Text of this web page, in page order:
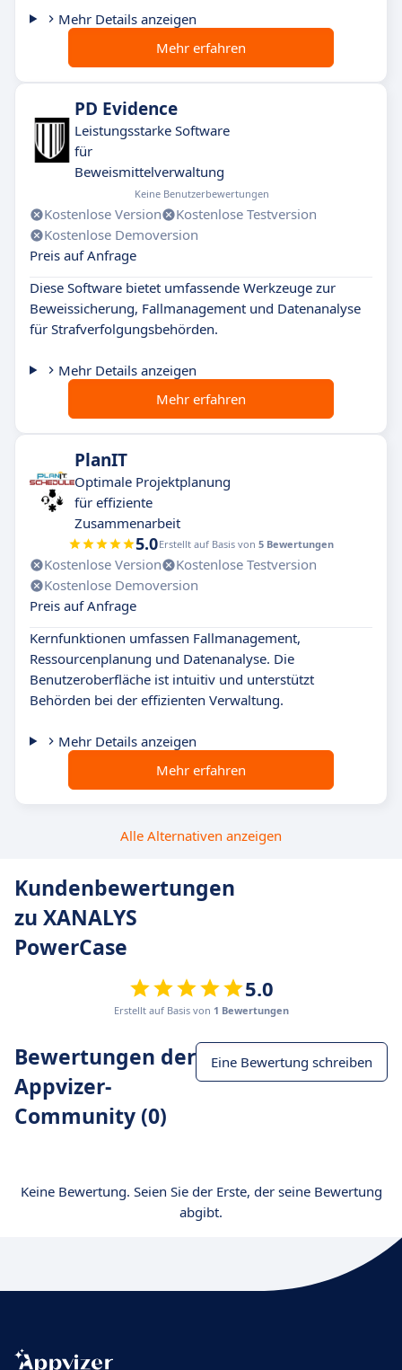
Mehr Details anzeigen
Mehr erfahren
PD Evidence
Leistungsstarke Software
für
Beweismittelverwaltung
Keine Benutzerbewertungen
Kostenlose Version
Kostenlose Testversion
Kostenlose Demoversion
Preis auf Anfrage
Diese Software bietet umfassende Werkzeuge zur
Beweissicherung, Fallmanagement und Datenanalyse
für Strafverfolgungsbehörden.
Mehr Details anzeigen
Mehr erfahren
PlanIT
Optimale Projektplanung
für effiziente
Zusammenarbeit
5.0Erstellt auf Basis von 5 Bewertungen
Kostenlose Version
Kostenlose Testversion
Kostenlose Demoversion
Preis auf Anfrage
Kernfunktionen umfassen Fallmanagement,
Ressourcenplanung und Datenanalyse. Die
Benutzeroberfläche ist intuitiv und unterstützt
Behörden bei der effizienten Verwaltung.
Mehr Details anzeigen
Mehr erfahren
Alle Alternativen anzeigen
Kundenbewertungen
zu XANALYS
PowerCase
5.0
Erstellt auf Basis von 1 Bewertungen
Bewertungen der
Appvizer-
Community (0)
Eine Bewertung schreiben
Keine Bewertung. Seien Sie der Erste, der seine Bewertung
abgibt.